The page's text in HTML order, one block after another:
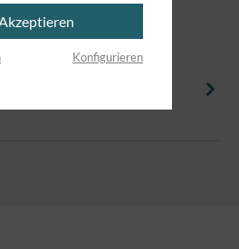
Konfigurieren